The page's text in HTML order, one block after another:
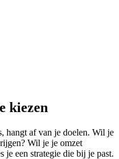
kiezen
hangt af van je doelen. Wil je
Wil je je omzet
je een strategie die bij je past.